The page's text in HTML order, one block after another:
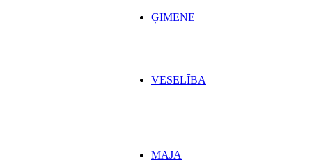
ĢIMENE
VESELĪBA
MĀJA